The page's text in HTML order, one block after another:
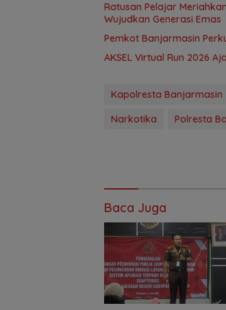
Ratusan Pelajar
Wujudkan Generasi Emas
Pemkot Banjarmasin
AKSEL Virtual Run 2026
Kapolresta Banjarmasin
Narkotika
Polresta
Baca Juga